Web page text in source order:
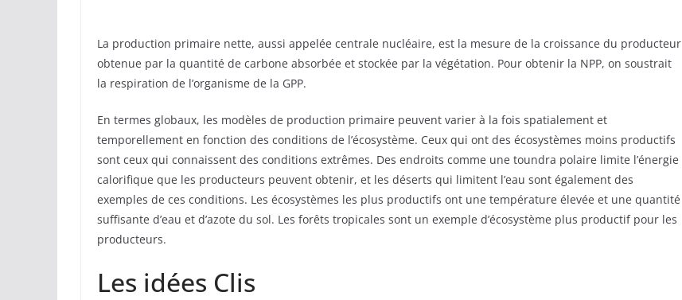
La production primaire nette, aussi appelée centrale nucléaire, est la mesure de la croissance du producteur
obtenue par la quantité de carbone absorbée et stockée par la végétation. Pour obtenir la NPP, on soustrait
la respiration de l’organisme de la GPP.
En termes globaux, les modèles de production primaire peuvent varier à la fois spatialement et
temporellement en fonction des conditions de l’écosystème. Ceux qui ont des écosystèmes moins productifs
sont ceux qui connaissent des conditions extrêmes. Des endroits comme une toundra polaire limite l’énergie
calorifique que les producteurs peuvent obtenir, et les déserts qui limitent l’eau sont également des
exemples de ces conditions. Les écosystèmes les plus productifs ont une température élevée et une quantité
suffisante d’eau et d’azote du sol. Les forêts tropicales sont un exemple d’écosystème plus productif pour les
producteurs.
Les idées Clis